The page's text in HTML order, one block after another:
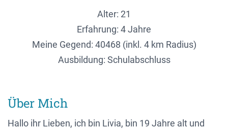
Alter: 21
Erfahrung: 4 Jahre
Meine Gegend: 40468 (inkl. 4 km Radius)
Ausbildung: Schulabschluss
Über Mich
Hallo ihr Lieben, ich bin Livia, bin 19 Jahre alt und